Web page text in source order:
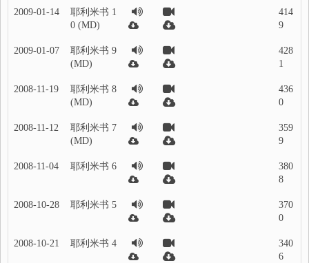
2009-01-14
耶利米书 1
0 (MD)
414
9
2009-01-07
耶利米书 9
(MD)
428
1
2008-11-19
耶利米书 8
(MD)
436
0
2008-11-12
耶利米书 7
(MD)
359
9
2008-11-04 耶利米书 6
380
8
2008-10-28 耶利米书 5
370
0
2008-10-21 耶利米书 4
340
6